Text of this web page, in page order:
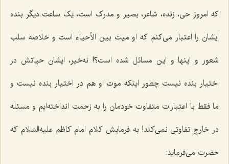
که امروز حی، زنده، شاعر، بصیر و مدرک است، یک ساعت دیگر بنده
ایشان را اعتبار می‌کنم که او میت بین الأحیاء است و خلاصه سلب
شعور و اینها و این مسائل شده است؟! نه‌خیر، ایشان حیاتش در
اختیار بنده نیست چطور اینکه موت او هم در اختیار بنده نیست و
ما فقط با اعتبارات متفاوت خودمان را به زحمت انداخته‌ایم و مسئله
در خارج تفاوتی نمی‌کند! به فرمایش کلام امام کاظم علیه‌السّلام که
حضرت می‌فرماید: